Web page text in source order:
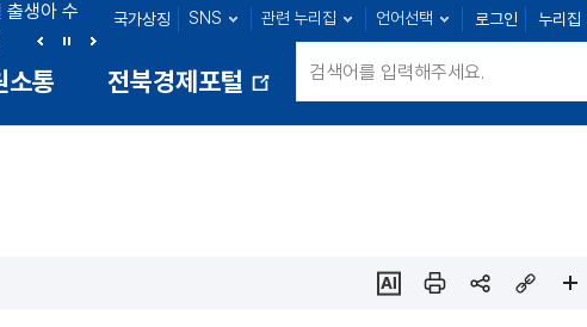
생아 수
정읍 : 23명 김제 : 41명
완주 : 62명
이
전
국가상징 SNS 관련 누리집 언어선택 로그인 누리집
소통
전북경제포털